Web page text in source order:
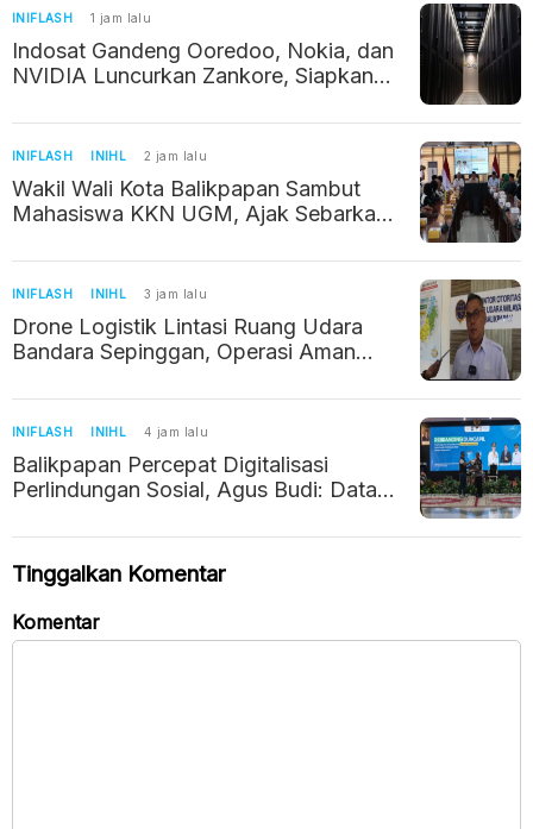
INIFLASH 1 jam lalu
Indosat Gandeng Ooredoo, Nokia, dan
NVIDIA Luncurkan Zankore, Siapkan
INIFLASH INIHL 2 jam lalu
Wakil Wali Kota Balikpapan Sambut
Mahasiswa KKN UGM, Ajak Sebarkan
INIFLASH INIHL 3 jam lalu
Drone Logistik Lintasi Ruang Udara
Bandara Sepinggan, Operasi Aman
INIFLASH INIHL 4 jam lalu
Balikpapan Percepat Digitalisasi
Perlindungan Sosial, Agus Budi: Data
Sasaran
Tinggalkan Komentar
Komentar